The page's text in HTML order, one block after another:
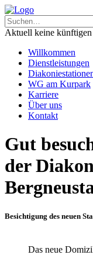
Aktuell keine künftigen
Willkommen
Dienstleistungen
WG am Kurpark
Karriere
Über uns
Kontakt
Gut
der
Besichtigung des neuen
Das neue